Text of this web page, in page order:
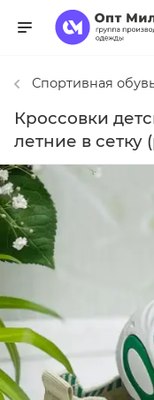
Спортивная
Кроссовки
летние в сетку